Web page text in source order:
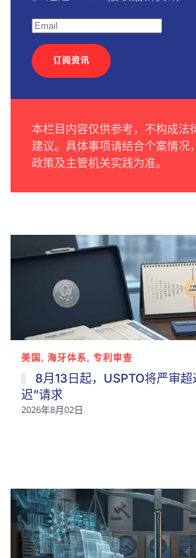
订阅资讯
本栏目内容仅供参考，不构成法
建议。具体事项请结合个案情况
政策及主管机关实践为准。
美国, 海牙体系, 专利审查
8月13日起，USPTO将严审
迟”请求
2026年8月02日